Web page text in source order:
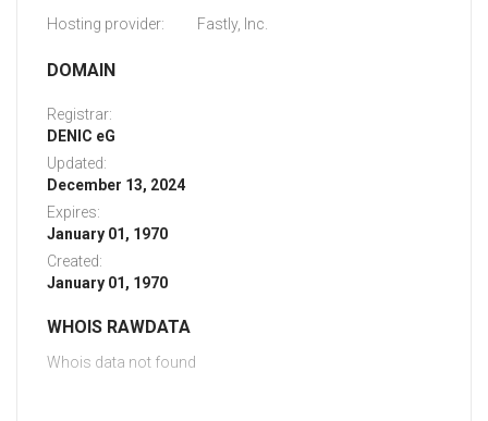
Hosting provider: Fastly, Inc.
DOMAIN
Registrar:
DENIC eG
Updated:
December 13, 2024
Expires:
January 01, 1970
Created:
January 01, 1970
WHOIS RAWDATA
Whois data not found